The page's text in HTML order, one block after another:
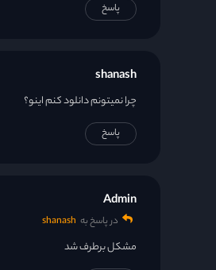
پاسخ
shanash
چرا نمیتونم دانلود کنم اینو؟
پاسخ
Admin
در پاسخ به shanash
مشکل برطرف شد